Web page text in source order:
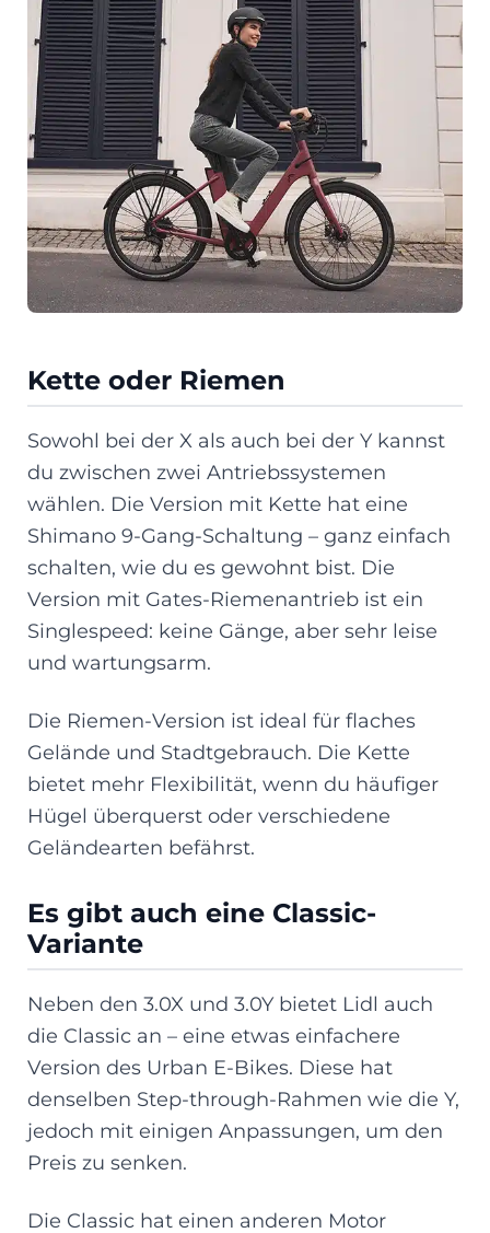
Kette oder Riemen
Sowohl bei der X als auch bei der Y kannst
du zwischen zwei Antriebssystemen
wählen. Die Version mit Kette hat eine
Shimano 9-Gang-Schaltung – ganz einfach
schalten, wie du es gewohnt bist. Die
Version mit Gates-Riemenantrieb ist ein
Singlespeed: keine Gänge, aber sehr leise
und wartungsarm.
Die Riemen-Version ist ideal für flaches
Gelände und Stadtgebrauch. Die Kette
bietet mehr Flexibilität, wenn du häufiger
Hügel überquerst oder verschiedene
Geländearten befährst.
Es gibt auch eine Classic-
Variante
Neben den 3.0X und 3.0Y bietet Lidl auch
die Classic an – eine etwas einfachere
Version des Urban E-Bikes. Diese hat
denselben Step-through-Rahmen wie die Y,
jedoch mit einigen Anpassungen, um den
Preis zu senken.
Die Classic hat einen anderen Motor